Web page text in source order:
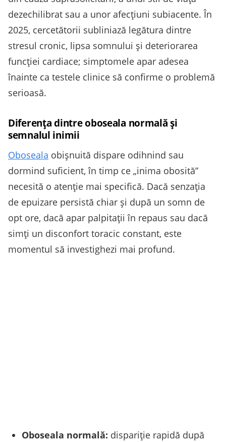
dezechilibrat sau a unor afecţiuni subiacente. În
2025, cercetătorii subliniază legătura dintre
stresul cronic, lipsa somnului și deteriorarea
funcției cardiace; simptomele apar adesea
înainte ca testele clinice să confirme o problemă
serioasă.
Diferenţa dintre oboseala normală şi
semnalul inimii
Oboseala obișnuită dispare odihnind sau
dormind suficient, în timp ce „inima obosită”
necesită o atenție mai specifică. Dacă senzaţia
de epuizare persistă chiar şi după un somn de
opt ore, dacă apar palpitaţii în repaus sau dacă
simţi un disconfort toracic constant, este
momentul să investighezi mai profund.
Oboseala normală: dispariție rapidă după